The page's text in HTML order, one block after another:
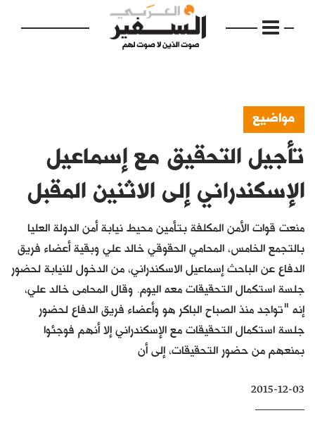
الرئيسية
مواضيع
إفتتاحية
فكرة
دفاتر
بالصورة
كتّابنا
الأرشيف
مواضيع
تأجيل التحقيق مع إسماعيل
الإسكندراني إلى الاثنين المقبل
منعت قوات الأمن المكلفة بتأمين محيط نيابة أمن الدولة العليا
بالتجمع الخامس، المحامي الحقوقي خالد علي وبقية أعضاء فريق
الدفاع عن الباحث إسماعيل الاسكندراني، من الدخول للنيابة لحضور
جلسة استكمال التحقيقات معه اليوم. وقال المحامى خالد علي،
إنه "تواجد منذ الصباح الباكر هو وأعضاء فريق الدفاع لحضور
جلسة استكمال التحقيقات مع الإسكندراني إلا أنهم فوجئوا
بمنعهم من حضور التحقيقات، إلى أن
2015-12-03